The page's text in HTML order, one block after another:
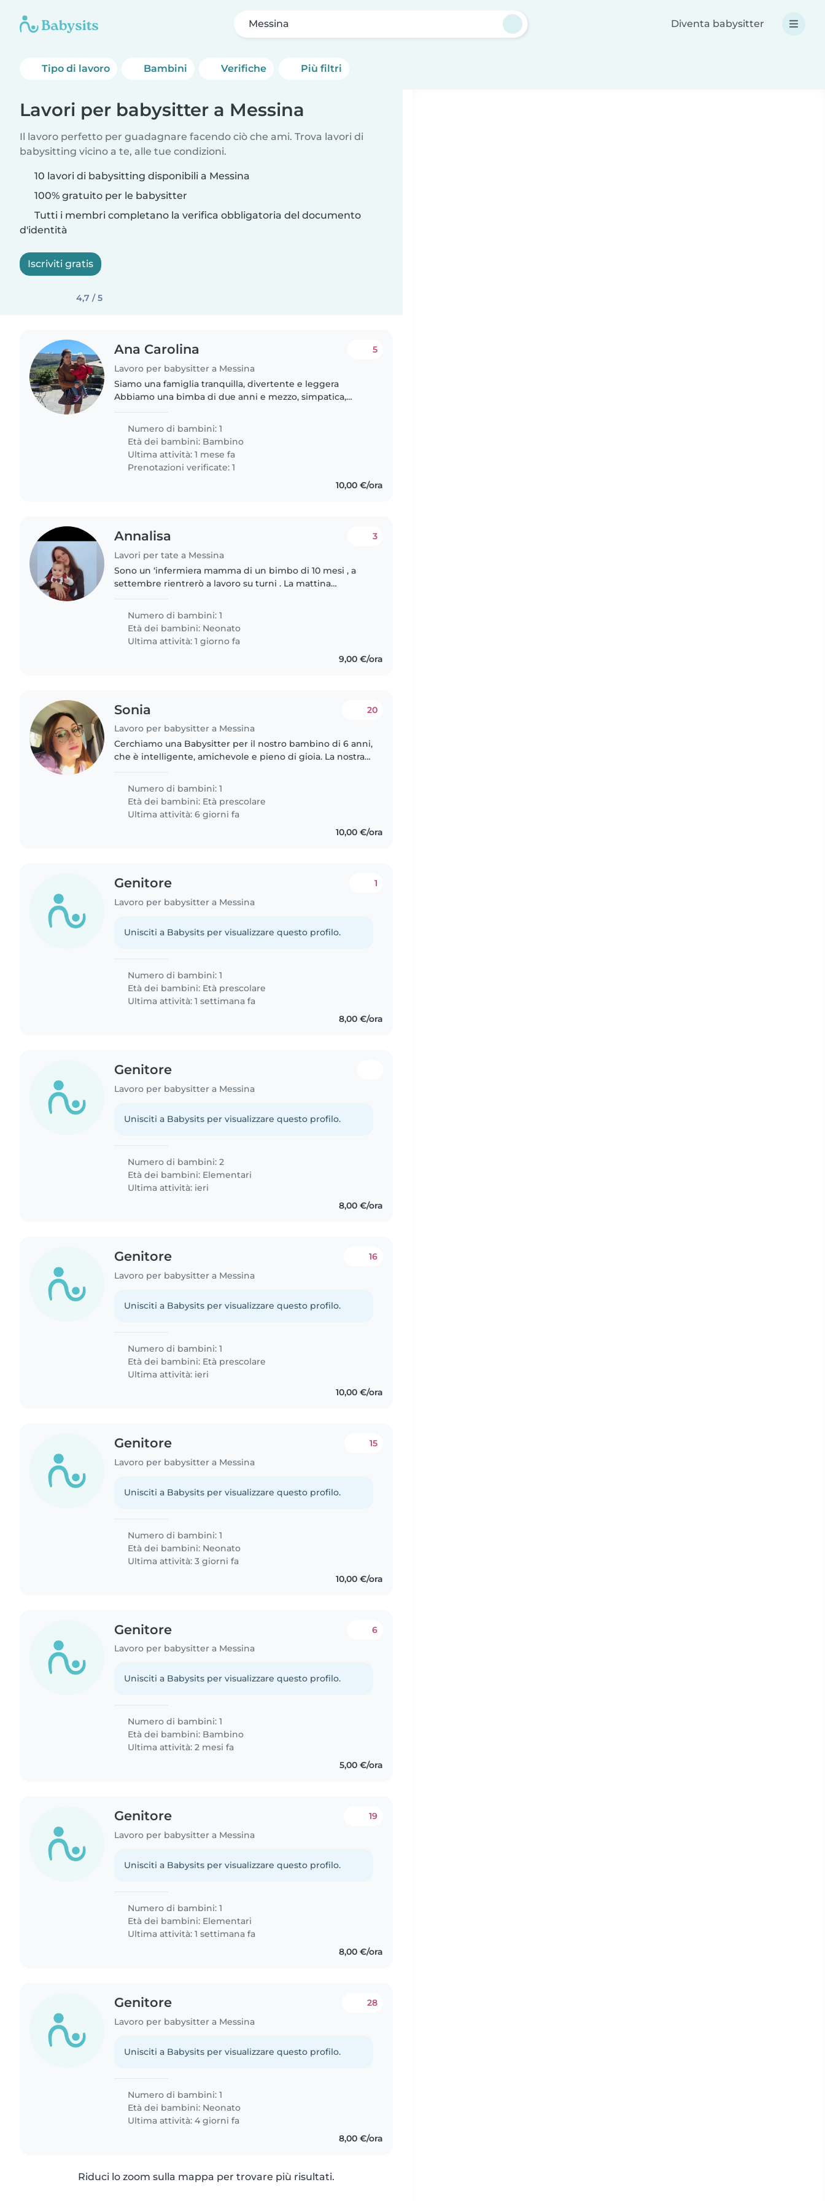
Messina Diventa babysitter
Tipo di lavoro Bambini Verifiche Più filtri
Lavori per babysitter a Messina
Il lavoro perfetto per guadagnare facendo ciò che ami. Trova lavori di
babysitting vicino a te, alle tue condizioni.
10 lavori di babysitting disponibili a Messina
100% gratuito per le babysitter
Tutti i membri completano la verifica obbligatoria del documento
d'identità
Iscriviti gratis
4,7 / 5
Ana Carolina
Lavoro per babysitter a Messina
5
Siamo una famiglia tranquilla, divertente e leggera
Abbiamo una bimba di due anni e mezzo, simpatica,
pure un cane (non molto..
Numero di bambini: 1
Età dei bambini: Bambino
Ultima attività: 1 mese fa
Prenotazioni verificate: 1
10,00 €/ora
Annalisa
Lavori per tate a Messina
3
Sono un ‘infermiera mamma di un bimbo di 10 mesi , a
settembre rientrerò a lavoro su turni . La mattina
Numero di bambini: 1
Età dei bambini: Neonato
Ultima attività: 1 giorno fa
9,00 €/ora
Sonia
Lavoro per babysitter a Messina
20
Cerchiamo una Babysitter per il nostro bambino di 6 anni,
che è intelligente, amichevole e pieno di gioia. La nostra
Numero di bambini: 1
Età dei bambini: Età prescolare
Ultima attività: 6 giorni fa
10,00 €/ora
Genitore
Lavoro per babysitter a Messina
1
Unisciti a Babysits per visualizzare questo profilo.
Numero di bambini: 1
Età dei bambini: Età prescolare
Ultima attività: 1 settimana fa
8,00 €/ora
Genitore
Lavoro per babysitter a Messina
Unisciti a Babysits per visualizzare questo profilo.
Numero di bambini: 2
Età dei bambini: Elementari
Ultima attività: ieri
8,00 €/ora
Genitore
Lavoro per babysitter a Messina
16
Unisciti a Babysits per visualizzare questo profilo.
Numero di bambini: 1
Età dei bambini: Età prescolare
Ultima attività: ieri
10,00 €/ora
Genitore
Lavoro per babysitter a Messina
15
Unisciti a Babysits per visualizzare questo profilo.
Numero di bambini: 1
Età dei bambini: Neonato
Ultima attività: 3 giorni fa
10,00 €/ora
Genitore
Lavoro per babysitter a Messina
6
Unisciti a Babysits per visualizzare questo profilo.
Numero di bambini: 1
Età dei bambini: Bambino
Ultima attività: 2 mesi fa
5,00 €/ora
Genitore
Lavoro per babysitter a Messina
19
Unisciti a Babysits per visualizzare questo profilo.
Numero di bambini: 1
Età dei bambini: Elementari
Ultima attività: 1 settimana fa
8,00 €/ora
Genitore
Lavoro per babysitter a Messina
28
Unisciti a Babysits per visualizzare questo profilo.
Numero di bambini: 1
Età dei bambini: Neonato
Ultima attività: 4 giorni fa
8,00 €/ora
Riduci lo zoom sulla mappa per trovare più risultati.